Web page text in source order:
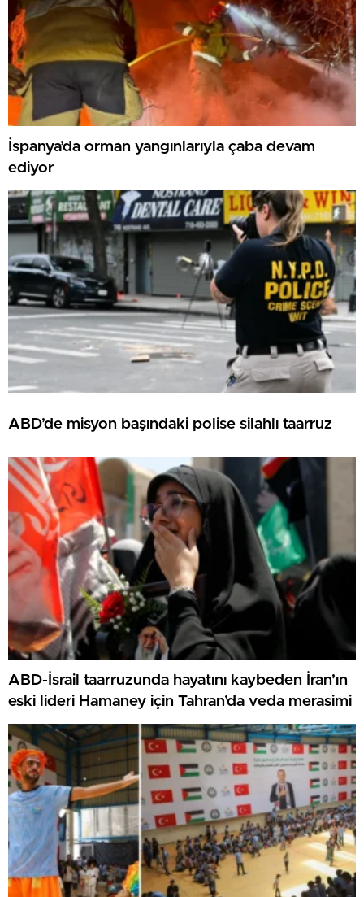
İspanya’da orman yangınlarıyla çaba devam
ediyor
ABD’de misyon başındaki polise silahlı taarruz
ABD-İsrail taarruzunda hayatını kaybeden İran’ın
eski lideri Hamaney için Tahran’da veda merasimi